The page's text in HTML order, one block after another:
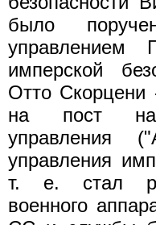
было
управлением
имперской
Отто Скорцени
на пост
управления
управления
т. е. стал
военного